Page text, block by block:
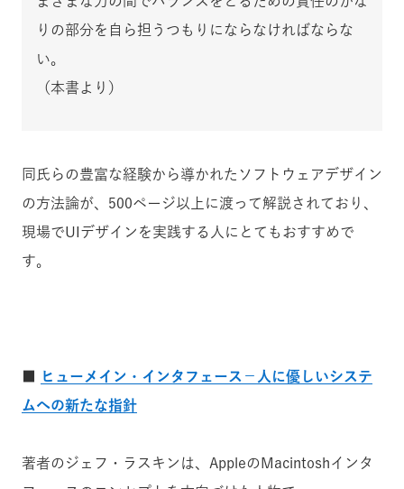
りの部分を自ら担うつもりにならなければならな
い。
（本書より）
同氏らの豊富な経験から導かれたソフトウェアデザイン
の方法論が、500ページ以上に渡って解説されており、
現場でUIデザインを実践する人にとてもおすすめで
す。
ヒューメイン・インタフェース−人に優しいシステ
ムへの新たな指針
著者のジェフ・ラスキンは、AppleのMacintoshインタ